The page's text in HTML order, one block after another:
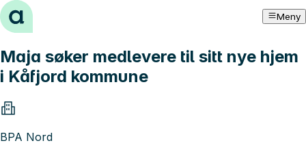
Hopp til innhold Meny
Maja søker medlevere til sitt nye hjem
i Kåfjord kommune
BPA Nord